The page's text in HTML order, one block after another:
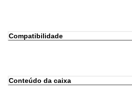
Compatibilidade
Conteúdo da caixa